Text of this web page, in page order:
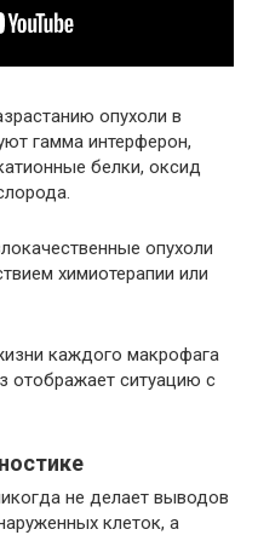
опухоли в
гамма интерферон,
белки, оксид
опухоли
химиотерапии или
каждого макрофага
отображает ситуацию с
не делает выводов
клеток, а